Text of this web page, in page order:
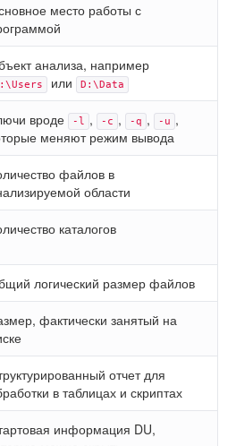
место работы с
анализа, например
или D:\Data
вроде -l , -c , -q , -u ,
меняют режим вывода
файлов в
области
каталогов
логический размер файлов
фактически занятый на
отчет для
в таблицах и скриптах
информация DU,